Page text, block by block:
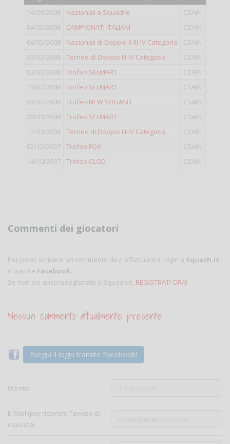
14/06/2008
Nazionali a Squadre CSAIN
04/05/2008
CAMPIONATI ITALIANI CSAIN
04/05/2008
Nazionali di Doppio II-III-IV Categoria CSAIN
30/03/2008
Torneo di Doppio III-IV Categoria CSAIN
02/03/2008
Trofeo SELMART CSAIN
16/02/2008
Trofeo SELMART CSAIN
09/02/2008
Trofeo NEW SQUASH CSAIN
20/01/2008
Trofeo SELMART CSAIN
12/01/2008
Torneo di Doppio III-IV Categoria CSAIN
02/12/2007
Trofeo FOX CSAIN
14/10/2007
Trofeo CLOD CSAIN
Commenti dei giocatori
Per poter scrivere un commento devi effettuare il Login a Squash.it
o tramite Facebook.
Se non sei ancora registrato a Squash.it, REGISTRATI ORA!
Nessun commento attualmente presente
Esegui il login tramite Facebook!
Utente:
E-Mail (per ricevere l'avviso di
risposta)